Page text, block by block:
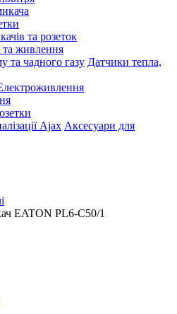
та розеток
та живлення
Датчики тепла,
Аксесуари для
EATON PL6-C50/1